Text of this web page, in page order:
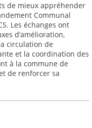
de mieux appréhender
Communal
Les échanges ont
d’amélioration,
circulation de
et la coordination des
à la commune de
de renforcer sa